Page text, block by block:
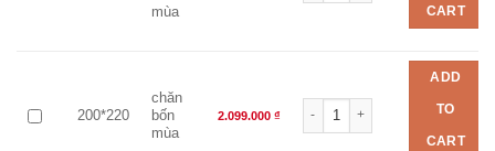
mùa
CART
200*220
chăn
bốn
mùa
2.099.000 ₫
Bộ chăn ga EVERON EPM
ADD
TO
CART